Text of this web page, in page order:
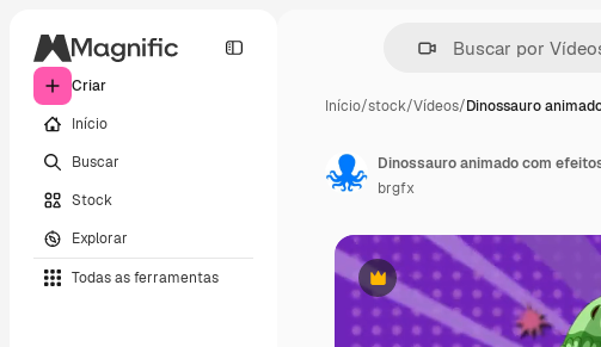
Criar
Início
Buscar
Stock
Explorar
Todas as ferramentas
Início/stock/Vídeos/Dinossauro
Premium
Dinossauro animado com
brgfx